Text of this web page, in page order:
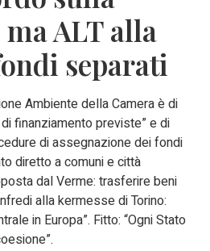
ma ALT alla
separati
Ambiente della Camera è di
finanziamento previste” e di
di assegnazione dei fondi
diretto a comuni e città
dal Verme: trasferire beni
alla kermesse di Torino:
in Europa”. Fitto: “Ogni Stato